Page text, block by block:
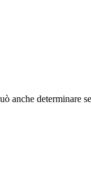
anche determinare